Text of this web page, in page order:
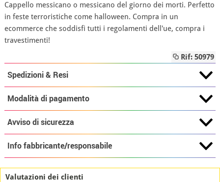
Cappello messicano o messicano del giorno dei morti. Perfetto
in feste terroristiche come halloween. Compra in un
ecommerce che soddisfi tutti i regolamenti dell'ue, compra i
travestimenti!
Rif: 50979
Spedizioni & Resi
Modalità di pagamento
Avviso di sicurezza
Info fabbricante/responsabile
Valutazioni dei clienti